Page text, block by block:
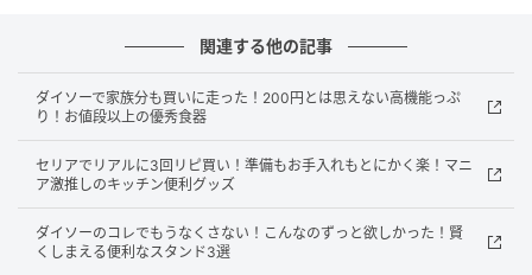
関連する他の記事
ダイソーで家族分も買いに走った！200円とは思えない高機能っぷ
り！お値段以上の優秀食器
セリアでリアルに3回リピ買い！準備もお手入れもとにかく楽！マニ
ア激推しのキッチン便利グッズ
ダイソーのコレでもうなくさない！こんなのずっと欲しかった！賢
くしまえる便利なスタンド3選